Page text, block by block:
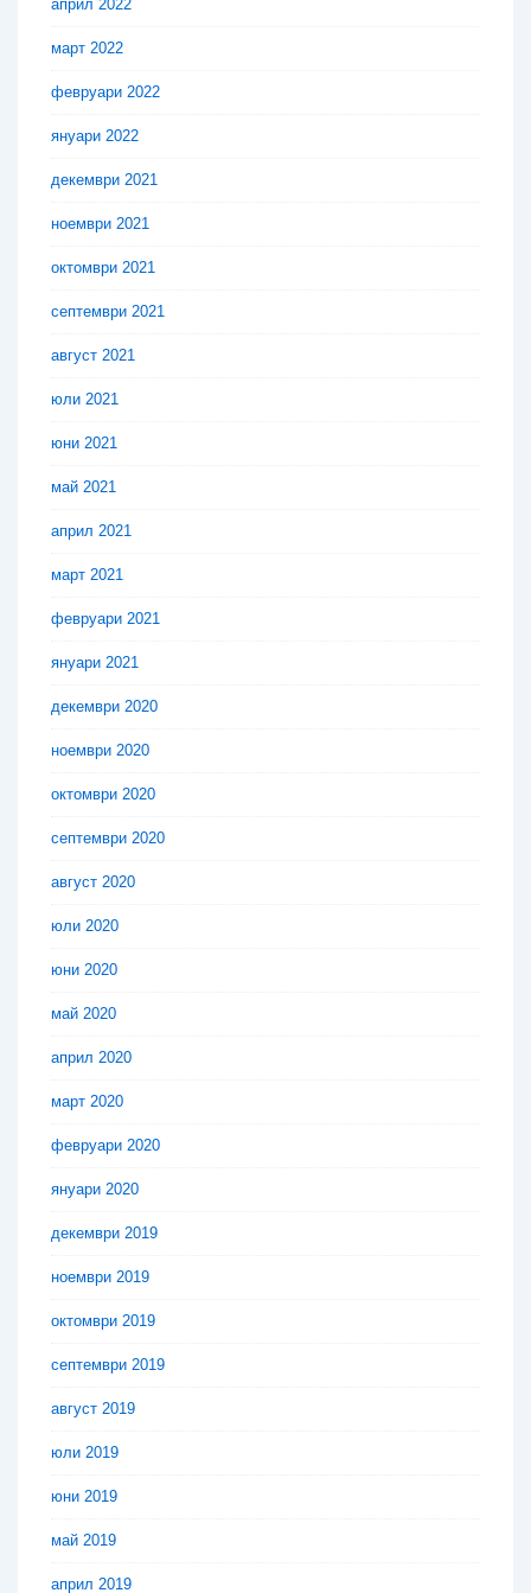
април 2022
март 2022
февруари 2022
януари 2022
декември 2021
ноември 2021
октомври 2021
септември 2021
август 2021
юли 2021
юни 2021
май 2021
април 2021
март 2021
февруари 2021
януари 2021
декември 2020
ноември 2020
октомври 2020
септември 2020
август 2020
юли 2020
юни 2020
май 2020
април 2020
март 2020
февруари 2020
януари 2020
декември 2019
ноември 2019
октомври 2019
септември 2019
август 2019
юли 2019
юни 2019
май 2019
април 2019